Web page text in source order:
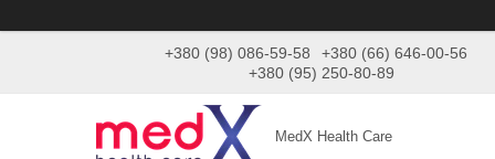
+380 (98) 086-59-58
+380 (66) 646-00-56
+380 (95) 250-80-89
MedX Health Care